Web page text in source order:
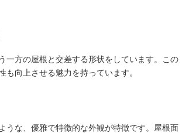
一方の屋根と交差する形状をしています。この
向上させる魅力を持っています。
うな、優雅で特徴的な外観が特徴です。屋根面